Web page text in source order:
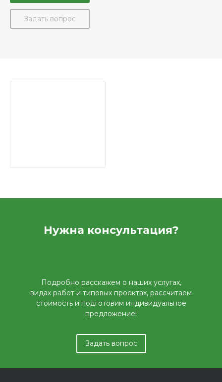
Задать вопрос
Нужна консультация?
Подробно расскажем о наших услугах,
видах работ и типовых проектах, рассчитаем
стоимость и подготовим индивидуальное
предложение!
Задать вопрос